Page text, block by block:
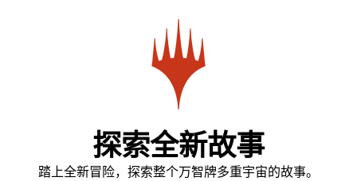
探索全新故事
踏上全新冒险，探索整个万智牌多重宇宙的故事。